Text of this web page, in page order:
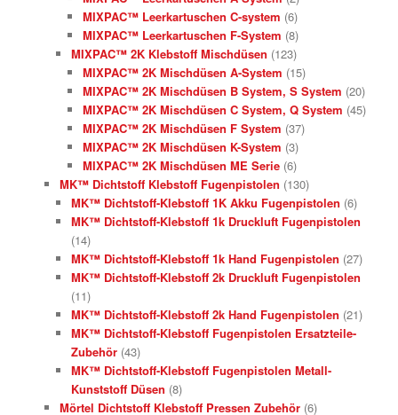
MIXPAC™ Leerkartuschen C-system (6)
MIXPAC™ Leerkartuschen F-System (8)
MIXPAC™ 2K Klebstoff Mischdüsen (123)
MIXPAC™ 2K Mischdüsen A-System (15)
MIXPAC™ 2K Mischdüsen B System, S System (20)
MIXPAC™ 2K Mischdüsen C System, Q System (45)
MIXPAC™ 2K Mischdüsen F System (37)
MIXPAC™ 2K Mischdüsen K-System (3)
MIXPAC™ 2K Mischdüsen ME Serie (6)
MK™ Dichtstoff Klebstoff Fugenpistolen (130)
MK™ Dichtstoff-Klebstoff 1K Akku Fugenpistolen (6)
MK™ Dichtstoff-Klebstoff 1k Druckluft Fugenpistolen
(14)
MK™ Dichtstoff-Klebstoff 1k Hand Fugenpistolen (27)
MK™ Dichtstoff-Klebstoff 2k Druckluft Fugenpistolen
(11)
MK™ Dichtstoff-Klebstoff 2k Hand Fugenpistolen (21)
MK™ Dichtstoff-Klebstoff Fugenpistolen Ersatzteile-
Zubehör (43)
MK™ Dichtstoff-Klebstoff Fugenpistolen Metall-
Kunststoff Düsen (8)
Mörtel Dichtstoff Klebstoff Pressen Zubehör (6)